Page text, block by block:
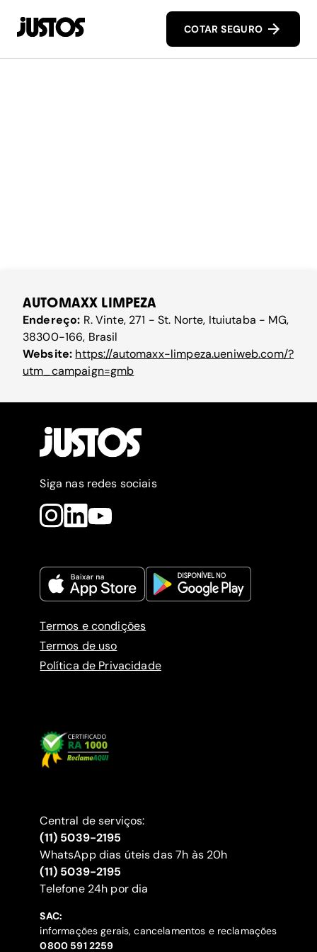
COTAR SEGURO
AUTOMAXX LIMPEZA
Endereço: R. Vinte, 271 - St. Norte, Ituiutaba - MG,
38300-166, Brasil
Website: https://automaxx-limpeza.ueniweb.com/?
utm_campaign=gmb
Siga nas redes sociais
Termos e condições
Termos de uso
Política de Privacidade
Central de serviços:
(11) 5039-2195
WhatsApp dias úteis das 7h às 20h
(11) 5039-2195
‍Telefone 24h por dia
SAC:
informações gerais, cancelamentos e reclamações
‍0800 591 2259